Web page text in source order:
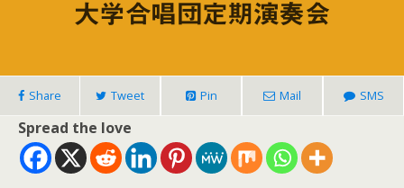
大学合唱団定期演奏会
Share Tweet Pin Mail SMS
Spread the love